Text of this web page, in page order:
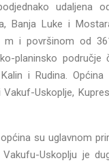
udaljena
Banja Luke i
m i površinom od
planinsko područje
i Rudina.
Uskoplje,
su uglavnom
Vakufu-Uskoplju je